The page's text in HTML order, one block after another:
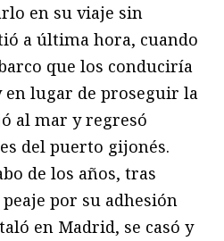
en su viaje sin
a última hora, cuando
que los conduciría
lugar de proseguir la
al mar y regresó
del puerto gijonés.
de los años, tras
por su adhesión
en Madrid, se casó y